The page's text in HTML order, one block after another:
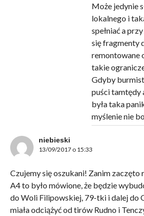
Może jedynie
lokalnego i
spełniać a
się fragmenty
remontowane
takie
Gdyby
puści tamtędy
była taka
myślenie nie
niebieski
13/09/2017 o 15:33
Czujemy się oszukani! Zanim zaczęto
A4 to było mówione, że będzie
do Woli Filipowskiej, 79-tki i dalej do
miała odciążyć od tirów Rudno i